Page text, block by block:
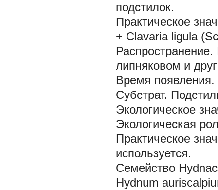
подстилок.
Практическое
+ Clavaria ligula
Распространение.
липняковом и
Время появления.
Субстрат.
Экологическое
Экологическая
Практическое
используется.
Семейство
Hydnum